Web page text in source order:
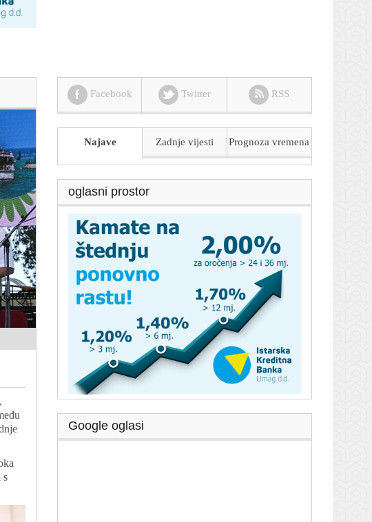
s
Facebook Twitter RSS
Najave Zadnje vijesti Prognoza vremena
oglasni prostor
Google oglasi